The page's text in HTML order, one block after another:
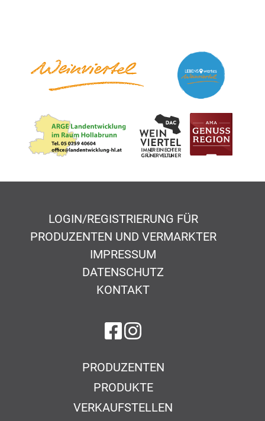
LOGIN/REGISTRIERUNG FÜR
PRODUZENTEN UND VERMARKTER
IMPRESSUM
DATENSCHUTZ
KONTAKT
auf Facebook
auf Instagram
PRODUZENTEN
PRODUKTE
VERKAUFSTELLEN